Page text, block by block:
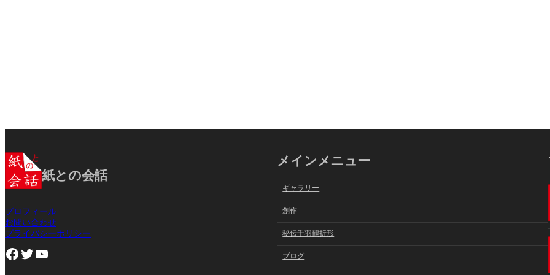
紙との会話
プロフィール
お問い合わせ
プライバシーポリシー
Facebook Twitter YouTube
メインメニュー
ギャラリー
創作
秘伝千羽鶴折形
ブログ